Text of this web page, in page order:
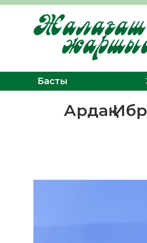
Басты
Ардақ